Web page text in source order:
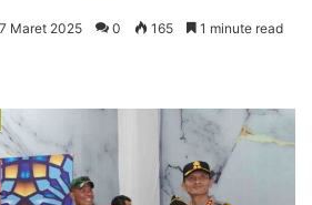
Maret 2025 0 165 1 minute read